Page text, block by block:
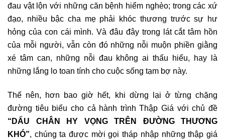
đau vật lộn với những căn bệnh hiểm nghèo; trong các xứ
đạo, nhiều bậc cha mẹ phải khóc thương trước sự hư
hỏng của con cái mình. Và đâu đây trong lát cắt tâm hồn
của mỗi người, vẫn còn đó những nỗi muộn phiền giằng
xé tâm can, những nỗi đau không ai thấu hiểu, hay là
những lắng lo toan tính cho cuộc sống tạm bợ này.
Thế nên, hơn bao giờ hết, khi dừng lại ở từng chặng
đường tiêu biểu cho cả hành trình Thập Giá với chủ đề
“DẤU CHÂN HY VỌNG TRÊN ĐƯỜNG THƯƠNG
KHÓ”, chúng ta được mời gọi tháp nhập những thập giá